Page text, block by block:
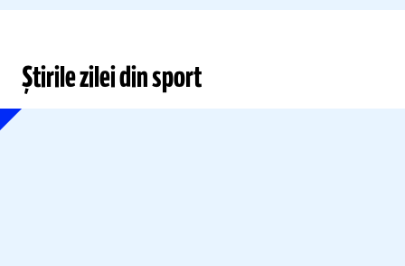
Știrile zilei din sport